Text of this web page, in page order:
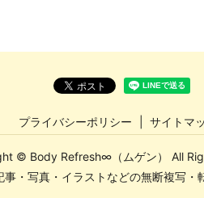
プライバシーポリシー サイトマ
© Body Refresh∞（ムゲン） All
事・写真・イラストなどの無断複写・